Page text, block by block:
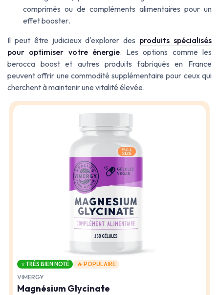
comprimés ou de compléments alimentaires pour un
effetbooster.
Il peut être judicieux d'explorer des produits spécialisés
pour optimiser votre énergie. Les options comme les
berocca boostet autres produits fabriqués en France
peuvent offrir une commodité supplémentaire pour ceux qui
cherchent à maintenir une vitalité élevée.
⭐ TRÈS BIEN NOTÉ 🔥 POPULAIRE
VIMERGY
Magnésium Glycinate